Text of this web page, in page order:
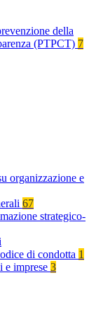
della
(PTPCT) 7
organizzazione e
67
strategico-
di condotta 1
e imprese 3